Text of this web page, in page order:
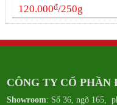
120.000đ/250g
CÔNG TY CỔ PHẦN
Showroom: Số 36, ngõ 165,